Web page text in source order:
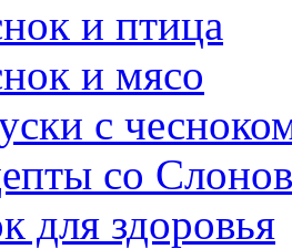
и птица
и мясо
с
со
для здоровья